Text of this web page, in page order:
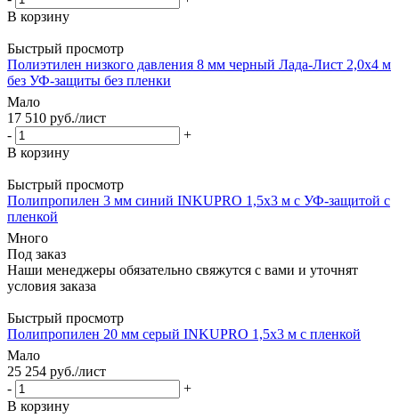
В корзину
Быстрый просмотр
Полиэтилен низкого давления 8 мм черный Лада-Лист 2,0х4 м
без УФ-защиты без пленки
Мало
17 510 руб./лист
-
+
В корзину
Быстрый просмотр
Полипропилен 3 мм синий INKUPRO 1,5х3 м с УФ-защитой с
пленкой
Много
Под заказ
Наши менеджеры обязательно свяжутся с вами и уточнят
условия заказа
Быстрый просмотр
Полипропилен 20 мм серый INKUPRO 1,5х3 м с пленкой
Мало
25 254 руб./лист
-
+
В корзину